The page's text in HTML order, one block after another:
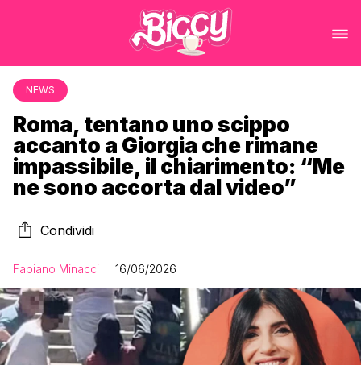
NEWS
Roma, tentano uno scippo
accanto a Giorgia che rimane
impassibile, il chiarimento: “Me
ne sono accorta dal video”
Condividi
Fabiano Minacci 16/06/2026